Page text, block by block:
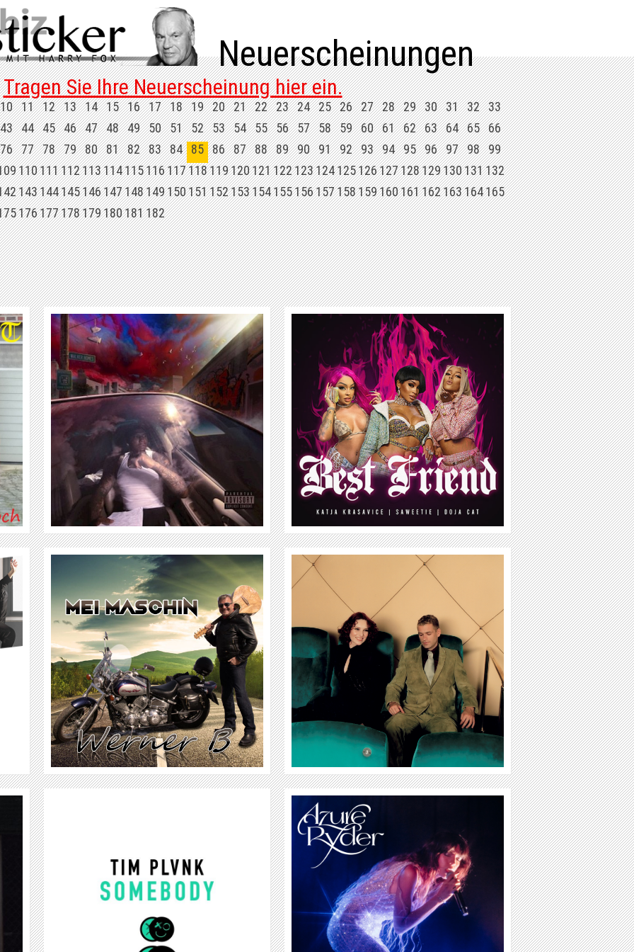
Neuerscheinungen
Tragen Sie Ihre Neuerscheinung hier ein.
10 11 12 13 14 15 16 17 18 19 20 21 22 23 24 25 26 27 28 29 30 31 32 33
43 44 45 46 47 48 49 50 51 52 53 54 55 56 57 58 59 60 61 62 63 64 65 66
76 77 78 79 80 81 82 83 84 85 86 87 88 89 90 91 92 93 94 95 96 97 98 99
110111112113114115116117118119120121122123124125126127128129130131132
143144145146147148149150151152153154155156157158159160161162163164165
176177178179180181182
BEST FRIEND FEAT. DOJA CAT & KATJA
KRASAVICE
WEITER
ROSENSTOLZ
WEITER